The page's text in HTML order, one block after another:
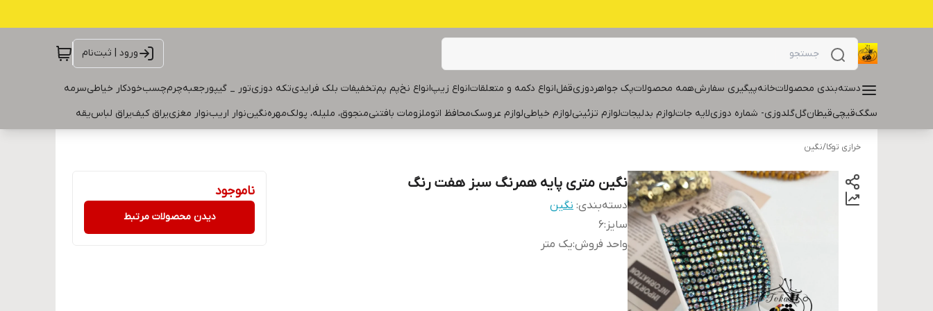
ورود | ثبت‌نام
دسته‌بندی محصولاتخانهپیگیری سفارشهمه محصولاتپک جواهردوزیقفلانواع دکمه و متعلقاتانواع زیپانواع نخپم پمتخفیفات بلک فرایدیتکه دوزیتور _ گیپورجعبهچرمچسبخودکار خیاطیسرمه
سگکقیچیقیطانگلگلدوزی- شماره دوزیلایه جاتلوازم بدلیجاتلوازم تزئینیلوازم خیاطیلوازم عروسکمحافظ اتوملزومات بافتنیمنجوق، ملیله، پولکمهرهنگیننوار اریبنوار مغزییراق کیفیراق لباسیقه
خرازی توکا/نگین
نگین متری پایه همرنگ سبز هفت رنگ
دسته‌بندی: نگین
سایز :۶
واحد فروش:یک متر
ناموجود
دیدن محصولات مرتبط